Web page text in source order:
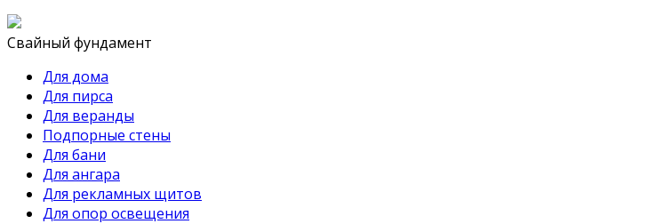
Свайный фундамент
Для дома
Для пирса
Для веранды
Подпорные стены
Для бани
Для ангара
Для рекламных щитов
Для опор освещения